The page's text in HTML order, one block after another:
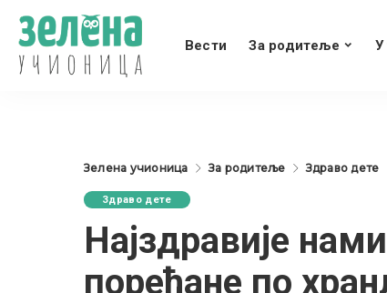
Вести За родитеље У
Зелена учионица За родитеље Здраво дете
Здраво дете
Најздравије
поређане по